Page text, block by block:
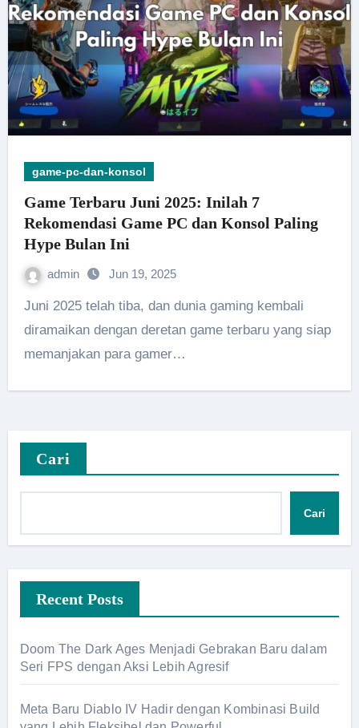
game-pc-dan-konsol
Game Terbaru Juni 2025: Inilah 7
Rekomendasi Game PC dan Konsol Paling
Hype Bulan Ini
admin Jun 19, 2025
Juni 2025 telah tiba, dan dunia gaming kembali
diramaikan dengan deretan game terbaru yang siap
memanjakan para gamer…
Cari
Cari
Recent Posts
Doom The Dark Ages Menjadi Gebrakan Baru dalam
Seri FPS dengan Aksi Lebih Agresif
Meta Baru Diablo IV Hadir dengan Kombinasi Build